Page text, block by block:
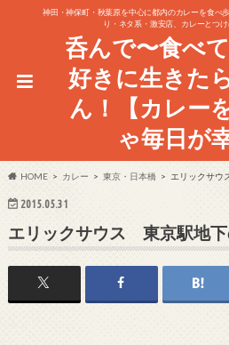
神田・神保町・秋葉原を中心に都内のカレーを食
り・ネタ系・激安店、カレーとつ
呑んで〜食べ
好きに生きた
ん！【カレー
ゃ毎日が
HOME カレー 東京・日本橋 エリックサウ
2015.05.31
エリックサウス 東京駅地下